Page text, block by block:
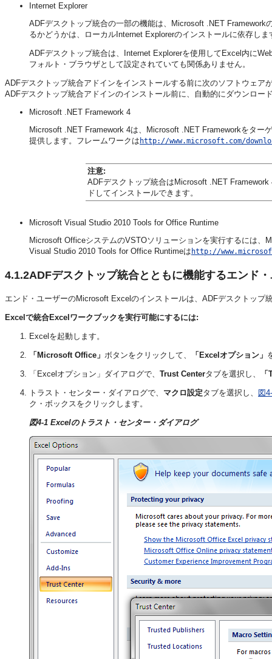
Internet Explorer
ADFデスクトップ統合の一部の機能は、Microsoft .NET
るかどうかは、ローカルInternet Explorerのインストールに依存しま
ADFデスクトップ統合は、Internet Explorerを使用してExcel内に
フォルト・ブラウザとして設定されていても関係ありません。
ADFデスクトップ統合アドインをインストールする前に次のソフトウェ
ADFデスクトップ統合アドインのインストール前に、自動的にダウンロー
Microsoft .NET Framework 4
Microsoft .NET Framework 4は、Microsoft .NET Frameworkをター
提供します。フレームワークは http://www.microsoft.com/
注意:
ADFデスクトップ統合はMicrosoft .NET
ドしてインストールできます。
Microsoft Visual Studio 2010 Tools for Office Runtime
Microsoft OfficeシステムのVSTOソリューションを実行するには
Visual Studio 2010 Tools for Office Runtimeは http://
4.1.2ADFデスクトップ統合とともに機能するエンド
エンド・ユーザーのMicrosoft Excelのインストールは、ADFデスクトッ
Excelで統合Excelワークブックを実行可能にするには:
Excelを起動します。
「Microsoft Office」 ボタンをクリックして、 「Excelオプション」
「Excelオプション」ダイアログで、 Trust Centerタブを選択し、
トラスト・センター・ダイアログで、 マクロ設定タブを選択し、
図
ク・ボックスをクリックします。
図4-1 Excelのトラスト・センター・ダイアログ